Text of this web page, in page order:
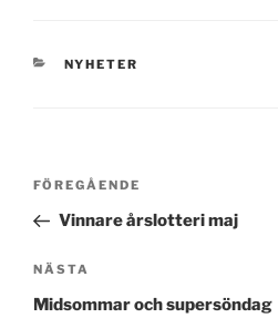
KATEGORIER
NYHETER
Inläggsnavigering
Föregående
inlägg
FÖREGÅENDE
Vinnare årslotteri maj
Nästa
inlägg
NÄSTA
Midsommar och supersöndag